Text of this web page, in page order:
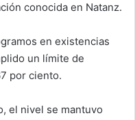
conocida en Natanz.
en existencias
un límite de
por ciento.
el nivel se mantuvo